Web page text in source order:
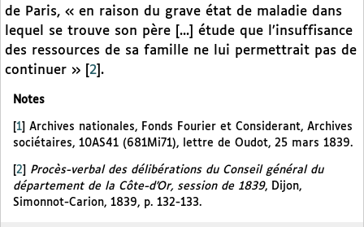
de Paris, « en raison du grave état de maladie dans
lequel se trouve son père [...] étude que l’insuffisance
des ressources de sa famille ne lui permettrait pas de
continuer »
2 .
Notes
[1] Archives nationales, Fonds Fourier et Considerant, Archives
sociétaires, 10AS41 (681Mi71), lettre de Oudot, 25 mars 1839.
2
Procès-verbal des délibérations du Conseil général du
département de la Côte-d’Or, session de 1839, Dijon,
Simonnot-Carion, 1839, p. 132-133.